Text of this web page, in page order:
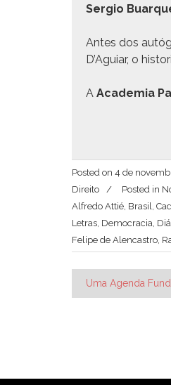
Ser­gio
Antes dos
D’Aguiar, o
A Acad­e­mia
Posted on 4 de
Direito
Posted in
Alfredo Attié Brasil
Letras Democracia
Felipe de Alencastro
Navegação
Uma Agenda